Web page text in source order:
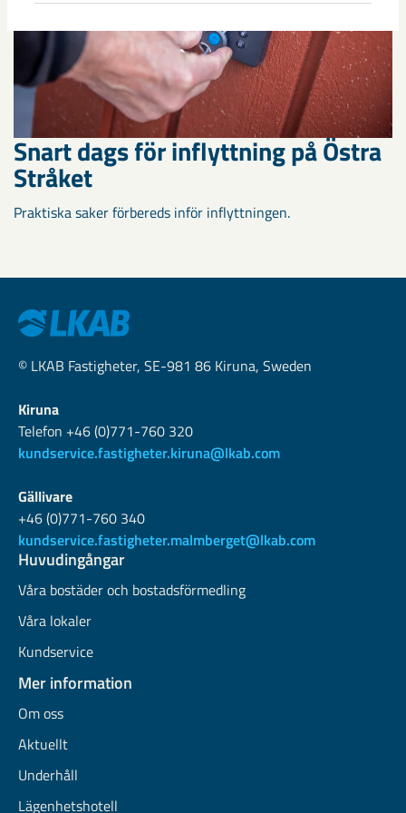
Snart dags för inflyttning på Östra
Stråket
Praktiska saker förbereds inför inflyttningen.
© LKAB Fastigheter, SE-981 86 Kiruna, Sweden
Kiruna
Telefon +46 (0)771-760 320
kundservice.fastigheter.kiruna@lkab.com
Gällivare
+46 (0)771-760 340
kundservice.fastigheter.malmberget@lkab.com
Huvudingångar
Våra bostäder och bostadsförmedling
Våra lokaler
Kundservice
Mer information
Om oss
Aktuellt
Underhåll
Lägenhetshotell